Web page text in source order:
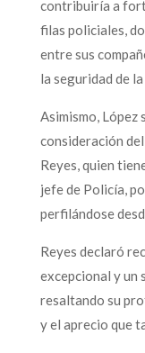
contribuiría a
filas policiales,
entre sus
la seguridad de
Asimismo, López
consideración
Reyes, quien
jefe de Policía,
perfilándose
Reyes declaró
excepcional y un
resaltando su
y el aprecio que